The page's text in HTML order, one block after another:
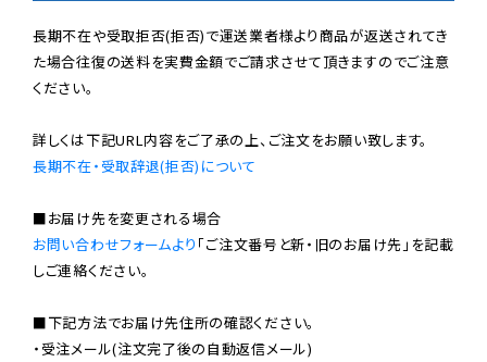
長期不在や受取拒否(拒否)で運送業者様より商品が返送されてき
た場合往復の送料を実費金額でご請求させて頂きますのでご注意
ください。
長期不在・受取辞退(拒否)について
お問い合わせフォームより 「ご注文番号と新・旧のお届け先」を記載
しご連絡ください。
■下記方法でお届け先住所の確認ください。
・受注メール(注文完了後の自動返信メール)